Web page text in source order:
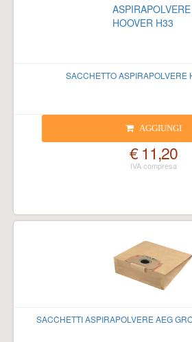
SACCHETTO ASPIRAPOLVERE
AGGIUNGI
€ 11,20
SACCHETTI ASPIRAPOLVERE AEG